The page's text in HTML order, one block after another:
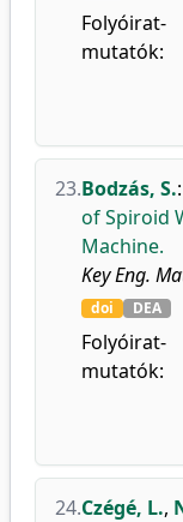
Folyóirat-
mutatók:
23.Bodzás, S.:
of Spiroid
Machine.
Key Eng.
doi DEA
Folyóirat-
mutatók:
24.Czégé, L.,